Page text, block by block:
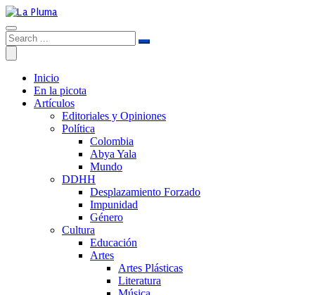
Inicio
En la picota
Artículos
Editoriales y Opiniones
Política
Colombia
Abya Yala
Mundo
DDHH
Desplazamiento Forzado
Impunidad
Género
Cultura
Educación
Artes
Artes Plásticas
Literatura